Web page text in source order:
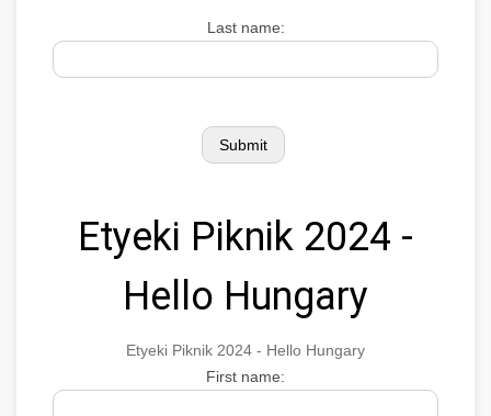
Last name:
Etyeki Piknik 2024 -
Hello Hungary
Etyeki Piknik 2024 - Hello Hungary
First name: